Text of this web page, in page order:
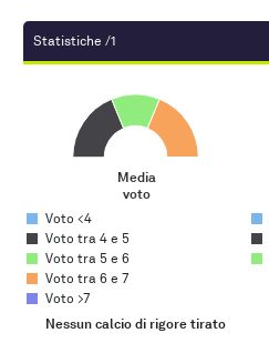
Statistiche /1
Media voto
Pie chart with 5 slices.
Media
voto
End of interactive chart.
Voto <4
Voto tra 4 e 5
Voto tra 5 e 6
Voto tra 6 e 7
Voto >7
Nessun calcio di rigore tirato